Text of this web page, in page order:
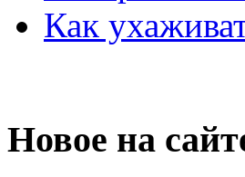
Как
Новое на